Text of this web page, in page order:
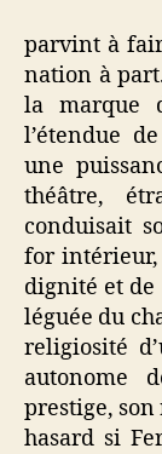
parvint à
nation à
la marque
l’étendue
une
théâtre,
conduisait
for intérieur,
dignité et de
léguée du
religiosité
autonome
prestige, son
hasard si